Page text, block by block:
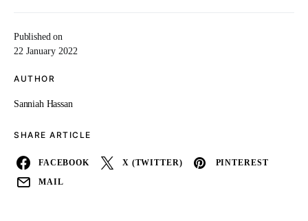
Published on
22 January 2022
AUTHOR
Sanniah Hassan
SHARE ARTICLE
FACEBOOK X (TWITTER) PINTEREST
MAIL